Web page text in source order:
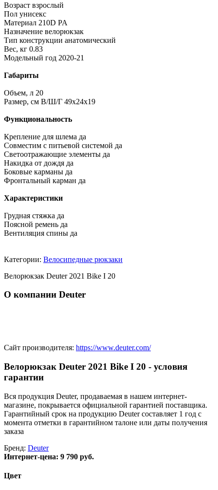
Возраст взрослый
Пол унисекс
Материал 210D PA
Назначение велорюкзак
Тип конструкции анатомический
Вес, кг 0.83
Модельный год 2020-21
Габариты
Объем, л 20
Размер, см В/Ш/Г 49x24x19
Функциональность
Крепление для шлема да
Совместим с питьевой системой да
Светоотражающие элементы да
Накидка от дождя да
Боковые карманы да
Фронтальный карман да
Характеристики
Грудная стяжка да
Поясной ремень да
Вентиляция спины да
Категории: Велосипедные рюкзаки
Велорюкзак Deuter 2021 Bike I 20
О компании Deuter
Сайт производителя: https://www.deuter.com/
Велорюкзак Deuter 2021 Bike I 20 - условия
гарантии
Вся продукция Deuter, продаваемая в нашем интернет-
магазине, покрывается официальной гарантией поставщика.
Гарантийный срок на продукцию Deuter составляет 1 год с
момента отметки в гарантийном талоне или даты получения
заказа
Бренд: Deuter
Интернет-цена: 9 790 руб.
Цвет